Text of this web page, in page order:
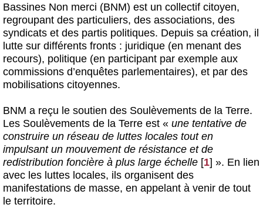
Bassines Non merci (BNM) est un collectif citoyen,
regroupant des particuliers, des associations, des
syndicats et des partis politiques. Depuis sa création, il
lutte sur différents fronts : juridique (en menant des
recours), politique (en participant par exemple aux
commissions d’enquêtes parlementaires), et par des
mobilisations citoyennes.
BNM a reçu le soutien des Soulèvements de la Terre.
Les Soulèvements de la Terre est « une tentative de
construire un réseau de luttes locales tout en
impulsant un mouvement de résistance et de
redistribution foncière à plus large échelle [1] ». En lien
avec les luttes locales, ils organisent des
manifestations de masse, en appelant à venir de tout
le territoire.